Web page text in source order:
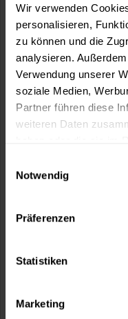
Wir verwenden
personalisieren,
zu können und die
analysieren.
Verwendung unserer
soziale Medien,
Partner führen diese
weiteren Daten
Notwendig
Präferenzen
Statistiken
Marketing
Wunschfarbcode*:
Artikel-Nr.:
Sie möchten
Vorteile